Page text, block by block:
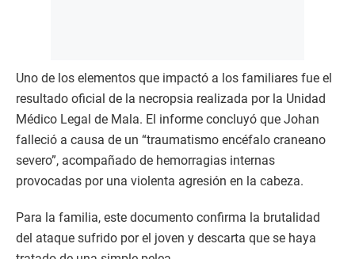
Uno de los elementos que impactó a los familiares fue el
resultado oficial de la necropsia realizada por la Unidad
Médico Legal de Mala. El informe concluyó que Johan
falleció a causa de un “traumatismo encéfalo craneano
severo”, acompañado de hemorragias internas
provocadas por una violenta agresión en la cabeza.
Para la familia, este documento confirma la brutalidad
del ataque sufrido por el joven y descarta que se haya